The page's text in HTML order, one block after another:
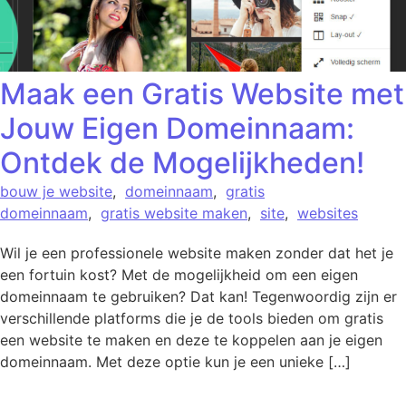
Maak een Gratis Website met
Jouw Eigen Domeinnaam:
Ontdek de Mogelijkheden!
bouw je website, domeinnaam, gratis
domeinnaam, gratis website maken, site, websites
Wil je een professionele website maken zonder dat het je
een fortuin kost? Met de mogelijkheid om een eigen
domeinnaam te gebruiken? Dat kan! Tegenwoordig zijn er
verschillende platforms die je de tools bieden om gratis
een website te maken en deze te koppelen aan je eigen
domeinnaam. Met deze optie kun je een unieke […]